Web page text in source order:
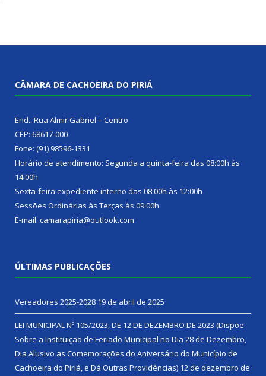
CÂMARA DE CACHOEIRA DO PIRIÁ
End.: Rua Almir Gabriel – Centro
CEP: 68617-000
Fone: (91) 98596-1331
Horário de atendimento: Segunda a quinta-feira das 08:00h às
14:00h
Sexta-feira expediente interno das 08:00h às 12:00h
Sessões Ordinárias às Terças às 09:00h
E-mail: camarapiria@outlook.com
ÚLTIMAS PUBLICAÇÕES
Vereadores 2025-2028 19 de abril de 2025
LEI MUNICIPAL Nº 105/2023, DE 12 DE DEZEMBRO DE 2023 (Dispõe
Sobre a Instituição de Feriado Municipal no Dia 28 de Dezembro,
Dia Alusivo as Comemorações do Aniversário do Município de
Cachoeira do Piriá, e Dá Outras Providências) 12 de dezembro de